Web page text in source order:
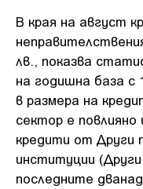
В края на август
лв., показва
на годишна база с
в размера на
сектор е
кредити от Други
институции
последните